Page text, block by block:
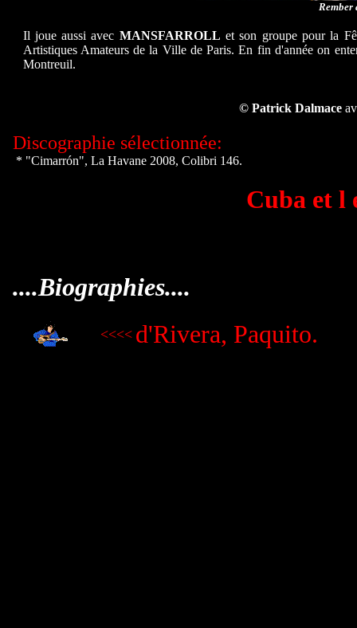
Rember
Il joue aussi avec MANSFARROLL et son groupe pour la
Artistiques Amateurs de la Ville de Paris. En fin d'année on
Montreuil.
© Patrick Dalmace
Discographie sélectionnée:
* "Cimarrón", La Havane 2008, Colibri 146.
Cuba et l
....Biographies....
<<<< d'Rivera, Paquito.